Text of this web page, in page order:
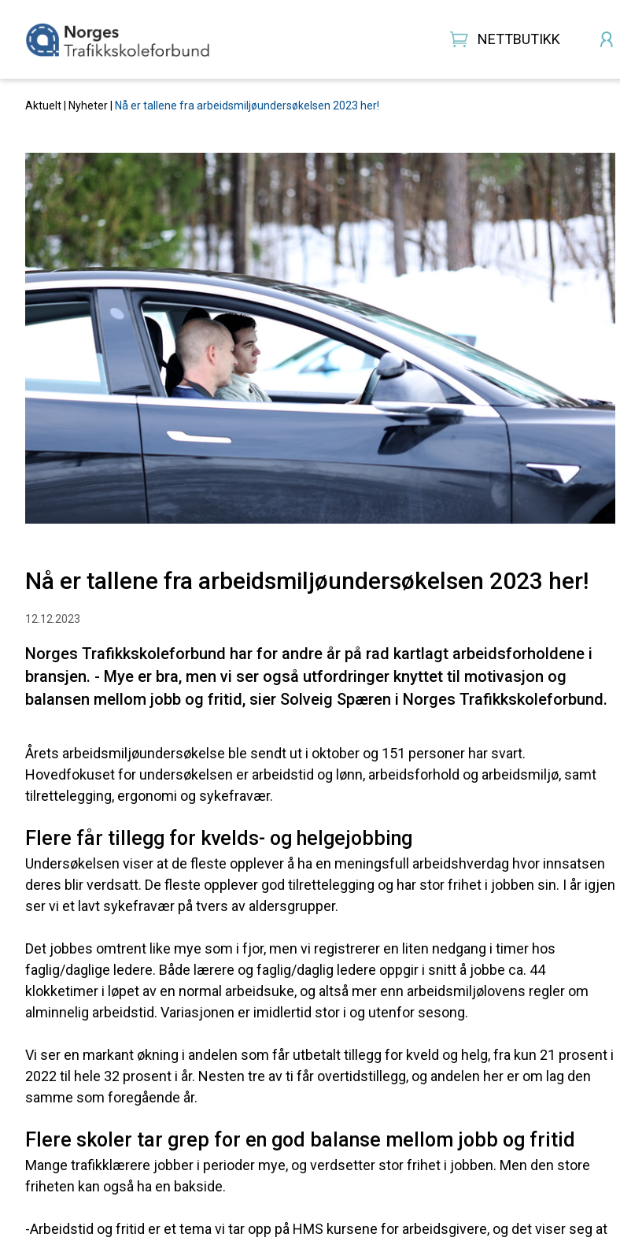
NETTBUTIKK
Aktuelt | Nyheter Nå er tallene fra arbeidsmiljøundersøkelsen 2023 her!
Nå er tallene fra arbeidsmiljøundersøkelsen 2023 her!
12.12.2023
Norges Trafikkskoleforbund har for andre år på rad kartlagt arbeidsforholdene i
bransjen. - Mye er bra, men vi ser også utfordringer knyttet til motivasjon og
balansen mellom jobb og fritid, sier Solveig Spæren i Norges Trafikkskoleforbund.
Årets arbeidsmiljøundersøkelse ble sendt ut i oktober og 151 personer har svart.
Hovedfokuset for undersøkelsen er arbeidstid og lønn, arbeidsforhold og arbeidsmiljø, samt
tilrettelegging, ergonomi og sykefravær.
Flere får tillegg for kvelds- og helgejobbing
Undersøkelsen viser at de fleste opplever å ha en meningsfull arbeidshverdag hvor innsatsen
deres blir verdsatt. De fleste opplever god tilrettelegging og har stor frihet i jobben sin. I år igjen
ser vi et lavt sykefravær på tvers av aldersgrupper.
Det jobbes omtrent like mye som i fjor, men vi registrerer en liten nedgang i timer hos
faglig/daglige ledere. Både lærere og faglig/daglig ledere oppgir i snitt å jobbe ca. 44
klokketimer i løpet av en normal arbeidsuke, og altså mer enn arbeidsmiljølovens regler om
alminnelig arbeidstid. Variasjonen er imidlertid stor i og utenfor sesong.
Vi ser en markant økning i andelen som får utbetalt tillegg for kveld og helg, fra kun 21 prosent i
2022 til hele 32 prosent i år. Nesten tre av ti får overtidstillegg, og andelen her er om lag den
samme som foregående år.
Flere skoler tar grep for en god balanse mellom jobb og fritid
Mange trafikklærere jobber i perioder mye, og verdsetter stor frihet i jobben. Men den store
friheten kan også ha en bakside.
-Arbeidstid og fritid er et tema vi tar opp på HMS kursene for arbeidsgivere, og det viser seg at